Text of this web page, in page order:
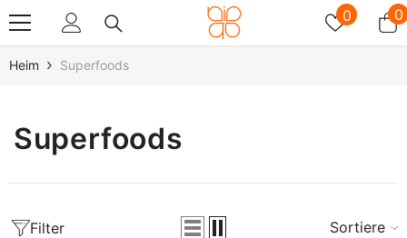
0 00
Heim Superfoods
Superfoods
Filter Sortieren